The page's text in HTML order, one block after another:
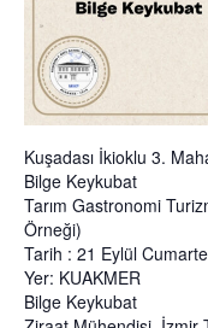
Kuşadası İkioklu 3.
Bilge Keykubat
Tarım Gastronomi
Örneği)
Tarih : 21 Eylül
Yer: KUAKMER
Bilge Keykubat